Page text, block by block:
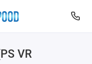
VR